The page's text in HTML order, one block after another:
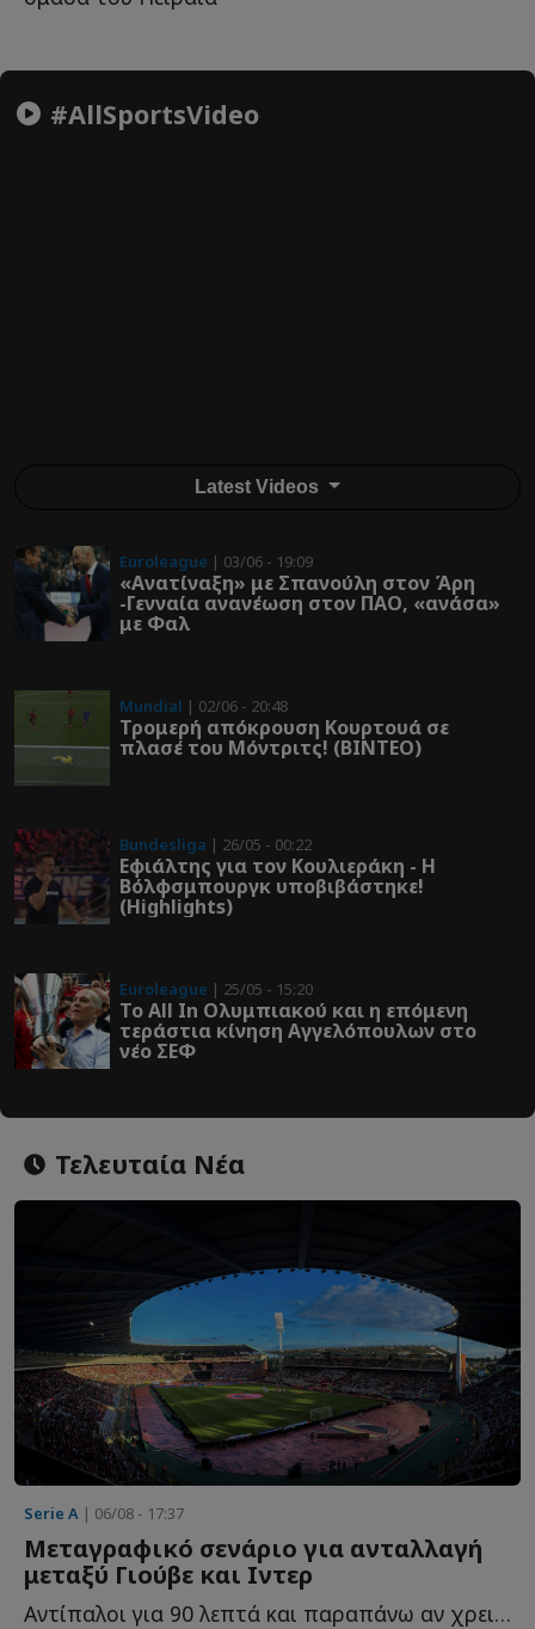
#AllSportsVideo
Latest Videos
Euroleague | 03/06 - 19:09
«Ανατίναξη» με Σπανούλη στον Άρη
-Γενναία ανανέωση στον ΠΑΟ, «ανάσα»
με Φαλ
Mundial | 02/06 - 20:48
Τρομερή απόκρουση Κουρτουά σε
πλασέ του Μόντριτς! (ΒΙΝΤΕΟ)
Bundesliga | 26/05 - 00:22
Εφιάλτης για τον Κουλιεράκη - Η
Βόλφσμπουργκ υποβιβάστηκε!
(Highlights)
Euroleague | 25/05 - 15:20
Το All In Ολυμπιακού και η επόμενη
τεράστια κίνηση Αγγελόπουλων στο
νέο ΣΕΦ
Τελευταία Νέα
Serie A | 06/08 - 17:37
Μεταγραφικό σενάριο για ανταλλαγή
μεταξύ Γιούβε και Ιντερ
Αντίπαλοι για 90 λεπτά και παραπάνω αν χρειαστεί. Αλλά ο...